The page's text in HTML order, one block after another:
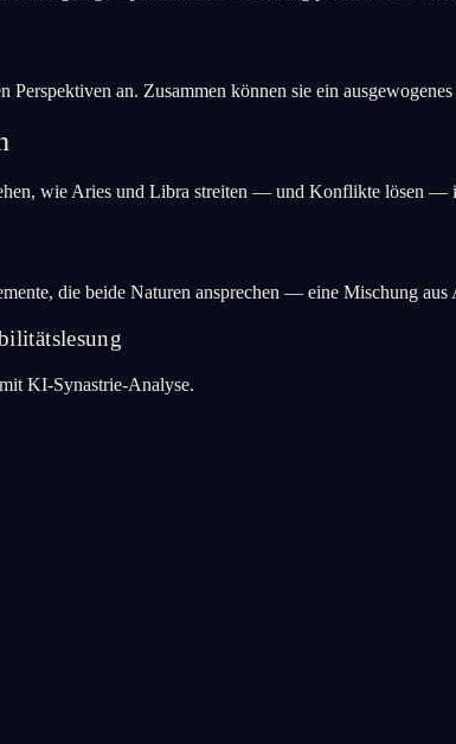
an. Zusammen können sie ein
wie Aries und Libra streiten — und Konflikte lösen —
die beide Naturen ansprechen — eine Mischung aus
KI-Synastrie-Analyse.